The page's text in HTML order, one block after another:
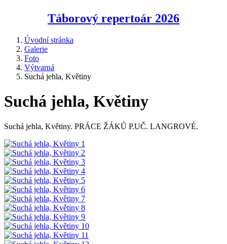
Táborový repertoár 2026
Úvodní stránka
Galerie
Foto
Výtvarná
Suchá jehla, Květiny
Suchá jehla, Květiny
Suchá jehla, Květiny. PRÁCE ŽÁKŮ P.UČ. LANGROVÉ.